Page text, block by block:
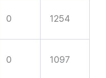
0 1254
0 1097